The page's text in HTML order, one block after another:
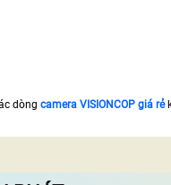
dòng camera VISIONCOP giá rẻ